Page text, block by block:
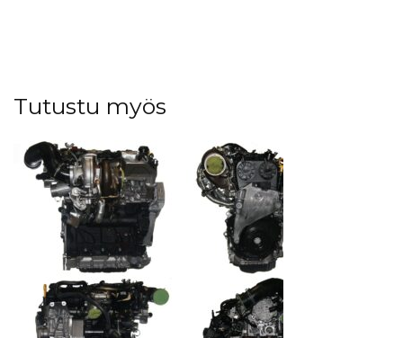
Tutustu myös